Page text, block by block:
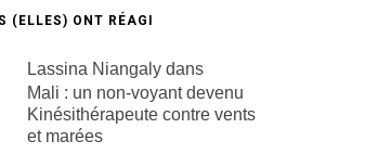
(ELLES) ONT RÉAGI
Lassina Niangaly dans
Mali : un non-voyant devenu
Kinésithérapeute contre vents
et marées